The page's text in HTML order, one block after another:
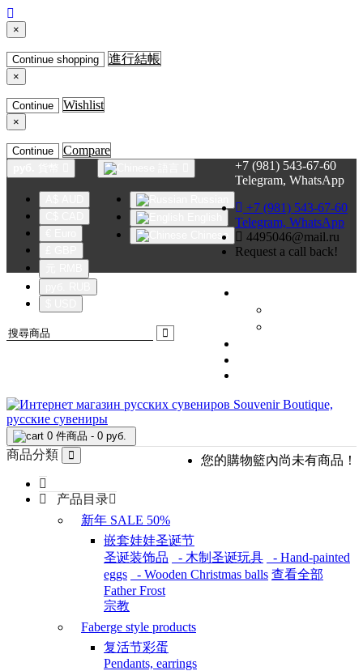
×
Continue shopping 進行結帳
×
Continue Wishlist
×
Continue Compare
Chinese
+7 (981) 543-67-60
Telegram, WhatsApp
+7 (981) 543-67-60
Telegram, WhatsApp
4495046@mail.ru
Request a call back!
0 件商品 - 0 руб.
您的購物籃內尚未有商品！
商品分類
产品目录
新年 SALE 50%
嵌套娃娃圣诞节
圣诞装饰品
- 木制圣诞玩具
- Hand-painted
eggs
- Wooden Christmas balls 查看全部
Father Frost
宗教
Faberge style products
复活节彩蛋
Pendants, earrings